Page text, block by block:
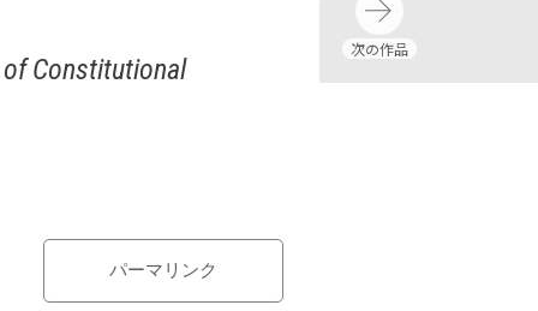
Constitutional
パーマリンク